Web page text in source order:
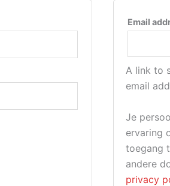
Email
A link to
email
Je
ervaring
toegang
andere
privacy